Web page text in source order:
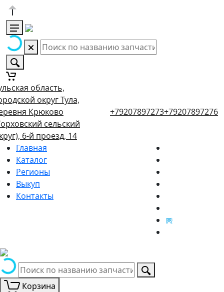
область,
округ Тула,
Крюково
сельский
6-й проезд, 14
+79207897273+79207897276
Главная
Каталог
Регионы
Выкуп
Контакты
Корзина